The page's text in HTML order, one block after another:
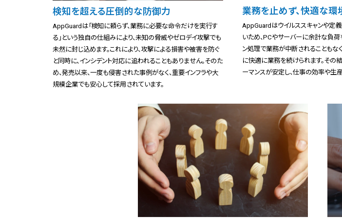
検知を超える圧倒的な防御力
AppGuardは「検知に頼らず、業務に必要な命令だけを実行す
る」という独自の仕組みにより、未知の脅威やゼロデイ攻撃でも
未然に封じ込めます。これにより、攻撃による損害や被害を防ぐ
と同時に、インシデント対応に追われることもありません。そのた
め、発売以来、一度も侵害された事例がなく、重要インフラや大
規模企業でも安心して採用されています。
業務を止めず、快適な環
AppGuardはウイルススキャンや定
いため、PCやサーバーに余計な負荷
ン処理で業務が中断されることもな
に快適に業務を続けられます。その
ーマンスが安定し、仕事の効率や生